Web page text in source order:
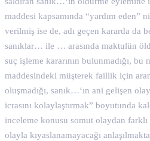
maddesi kapsamında “yardım eden”
verilmiş ise de, adı geçen kararda da
sanıklar… ile … arasında maktulün
suç işleme kararının bulunmadığı, bu
maddesindeki müşterek faillik için
oluşmadığı, sanık…‘ın ani gelişen
icrasını kolaylaştırmak” boyutunda
inceleme konusu somut olaydan
olayla kıyaslanamayacağı